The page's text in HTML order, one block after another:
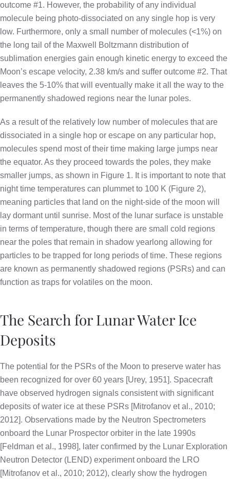
outcome #1. However, the probability of any individual
molecule being photo-dissociated on any single hop is very
low. Furthermore, only a small number of molecules (<1%) on
the long tail of the Maxwell Boltzmann distribution of
sublimation energies gain enough kinetic energy to exceed the
Moon’s escape velocity, 2.38 km/s and suffer outcome #2. That
leaves the 5-10% that will eventually make it all the way to the
permanently shadowed regions near the lunar poles.
As a result of the relatively low number of molecules that are
dissociated in a single hop or escape on any particular hop,
molecules spend most of their time making large jumps near
the equator. As they proceed towards the poles, they make
smaller jumps, as shown in Figure 1. It is important to note that
night time temperatures can plummet to 100 K (Figure 2),
meaning particles that land on the night-side of the moon will
lay dormant until sunrise. Most of the lunar surface is unstable
in terms of temperature, though there are small cold regions
near the poles that remain in shadow yearlong allowing for
particles to be trapped for long periods of time. These regions
are known as permanently shadowed regions (PSRs) and can
function as traps for volatiles on the moon.
The Search for Lunar Water Ice
Deposits
The potential for the PSRs of the Moon to preserve water has
been recognized for over 60 years [Urey, 1951]. Spacecraft
have observed hydrogen signals consistent with significant
deposits of water ice at these PSRs [Mitrofanov et al., 2010;
2012]. Observations made by the Neutron Spectrometers
onboard the Lunar Prospector orbiter in the late 1990s
[Feldman et al., 1998], later confirmed by the Lunar Exploration
Neutron Detector (LEND) experiment onboard the LRO
[Mitrofanov et al., 2010; 2012), clearly show the hydrogen